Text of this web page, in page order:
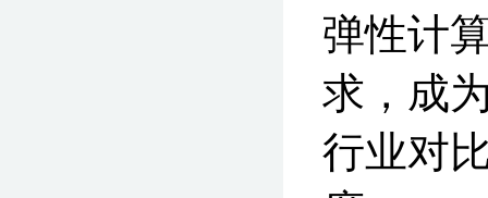
弹性计
求，成
行业对